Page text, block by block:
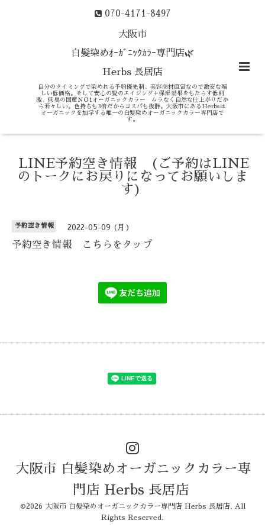
070-4171-8497
大阪市
白髪染めｵｰｶﾞﾆｯｸｶﾗｰ専門店🌿
Herbs 長居店
自分のタイミングで染めれる予約優先制、美容商材直営なので激安な嬉
しい低価格。そして安心の髪のエイジング＋保湿効果をもたらす低刺
激、低臭の国産ＮＯ1オーガニックカラー ムラなく自然な仕上がりだか
ら若々しい。色持ちも3倍だからコスパも抜群。大阪市にあるHerbsは
オーガニックを加学する唯一の白髪染めオーガニックカラー専門店で
す。
LINE予約空き情報 (ご予約はLINE
のトークにお戻りになってお願いしま
す)
予約空き情報 2022-05-09 (月)
予約空き情報 こちらをタップ
大阪市 白髪染めオーガニックカラー専
門店 Herbs 長居店
©2026 大阪市 白髪染めオーガニックカラー専門店 Herbs 長居店. All
Rights Reserved.